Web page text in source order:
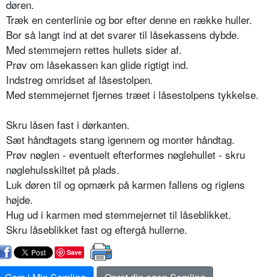
døren.
Træk en centerlinie og bor efter denne en række huller.
Bor så langt ind at det svarer til låsekassens dybde.
Med stemmejern rettes hullets sider af.
Prøv om låsekassen kan glide rigtigt ind.
Indstreg omridset af låsestolpen.
Med stemmejernet fjernes træet i låsestolpens tykkelse.
Skru låsen fast i dørkanten.
Sæt håndtagets stang igennem og monter håndtag.
Prøv nøglen - eventuelt efterformes nøglehullet - skru
nøglehulsskiltet på plads.
Luk døren til og opmærk på karmen fallens og riglens
højde.
Hug ud i karmen med stemmejernet til låseblikket.
Skru låseblikket fast og eftergå hullerne.
Save